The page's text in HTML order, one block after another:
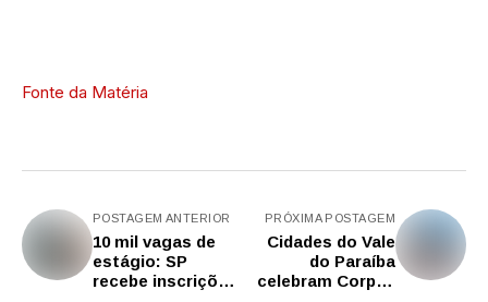
Fonte da Matéria
POSTAGEM ANTERIOR
10 mil vagas de
estágio: SP
recebe inscrições
PRÓXIMA POSTAGEM
Cidades do Vale
do Paraíba
celebram Corpus